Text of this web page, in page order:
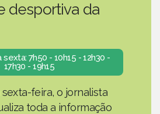
desportiva da
7h50 - 10h15 - 12h30 -
17h30 - 19h15
feira, o jornalista
toda a informação